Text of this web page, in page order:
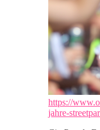
https://
jahre-